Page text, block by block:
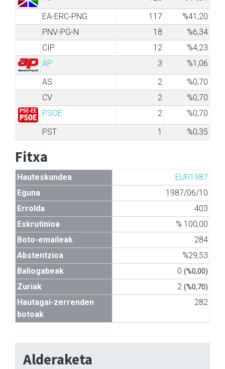
EA-ERC-PNG
117
%41,20
PNV-PG-N
18
%6,34
CIP
12
%4,23
AP
3
%1,06
AS
2
%0,70
CV
2
%0,70
PSOE
2
%0,70
PST
1 %0,35
Fitxa
Hauteskundea
EUR1987
Eguna
1987/06/10
Errolda
403
Eskrutinioa
% 100,00
Boto-emaileak
284
Abstentzioa
%29,53
Baliogabeak
0 (%0,00)
Zuriak 2 (%0,70)
Hautagai-zerrenden
botoak
282
Alderaketa